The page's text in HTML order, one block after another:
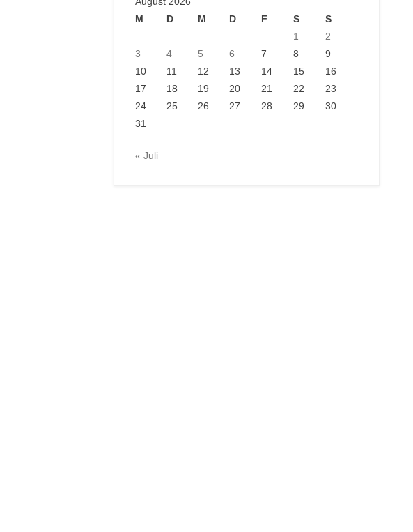
M
D M D F S
S
1
2
3
4 5 6 7 8
9
10
11 12 13 14 15
16
17
18 19 20 21 22
23
24
25 26 27 28 29
30
31
« Juli